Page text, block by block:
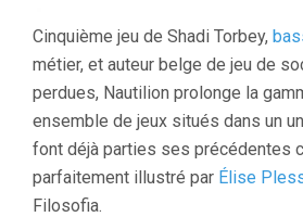
Cinquième jeu de Shadi Torbey,
métier, et auteur belge de jeu de
perdues, Nautilion prolonge la
ensemble de jeux situés dans un
font déjà parties ses précédentes
parfaitement illustré par Élise
Filosofia.